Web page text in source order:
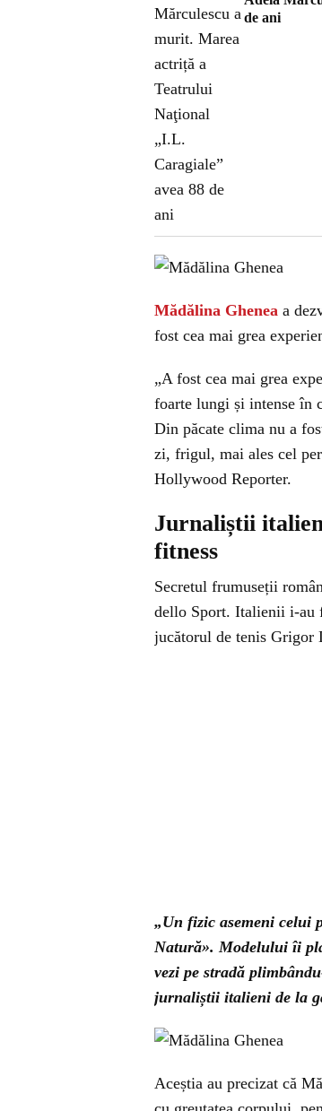
de ani
Mădălina Ghenea a
fost cea mai grea
„A fost cea mai grea
foarte lungi și intense în
Din păcate clima nu a
zi, frigul, mai ales cel
Hollywood Reporter.
Jurnaliștii
fitness
Secretul frumuseții
dello Sport. Italienii i-au
jucătorul de tenis Grigor
„Un fizic asemeni celui
Natură». Modelului îi
vezi pe stradă
jurnaliștii italieni de la
Aceștia au precizat că